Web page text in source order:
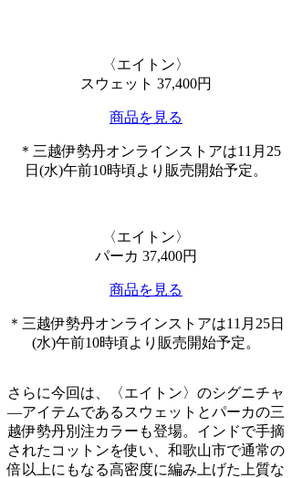
〈エイトン〉
スウェット 37,400円
商品を見る
＊三越伊勢丹オンラインストアは11月25
日(水)午前10時頃より販売開始予定。
〈エイトン〉
パーカ 37,400円
商品を見る
＊三越伊勢丹オンラインストアは11月25日
(水)午前10時頃より販売開始予定。
さらに今回は、〈エイトン〉のシグニチャ
―アイテムであるスウェットとパーカの三
越伊勢丹別注カラーも登場。インドで手摘
されたコットンを使い、和歌山市で通常の
倍以上にもなる高密度に編み上げた上質な